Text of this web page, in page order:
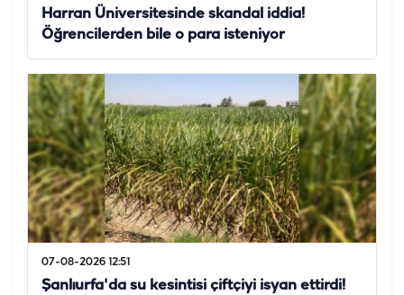
Harran Üniversitesinde skandal iddia!
Öğrencilerden bile o para isteniyor
07-08-2026 12:51
Şanlıurfa'da su kesintisi çiftçiyi isyan ettirdi!